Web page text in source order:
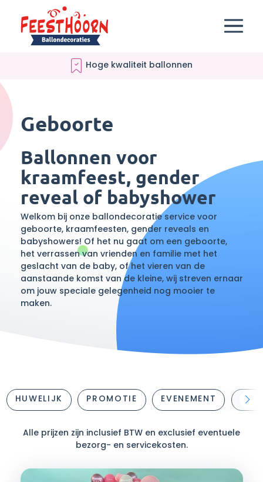
Verantwoord ballonnenleverancier
Geboorte
Ballonnen voor
kraamfeest, gender
reveal of babyshower
Welkom bij onze ballondecoratie service voor
geboorte, kraamfeesten, gender reveals en
babyshowers! Of het nu gaat om een geboorte,
het verrassen van vrienden en familie met het
geslacht van de baby, of het vieren van de
aanstaande komst van de kleine, wij streven ernaar
om jouw speciale gelegenheid nog mooier te
maken.
HUWELIJK PROMOTIE EVENEMENT
Alle prijzen zijn inclusief BTW en exclusief eventuele
bezorg- en servicekosten.